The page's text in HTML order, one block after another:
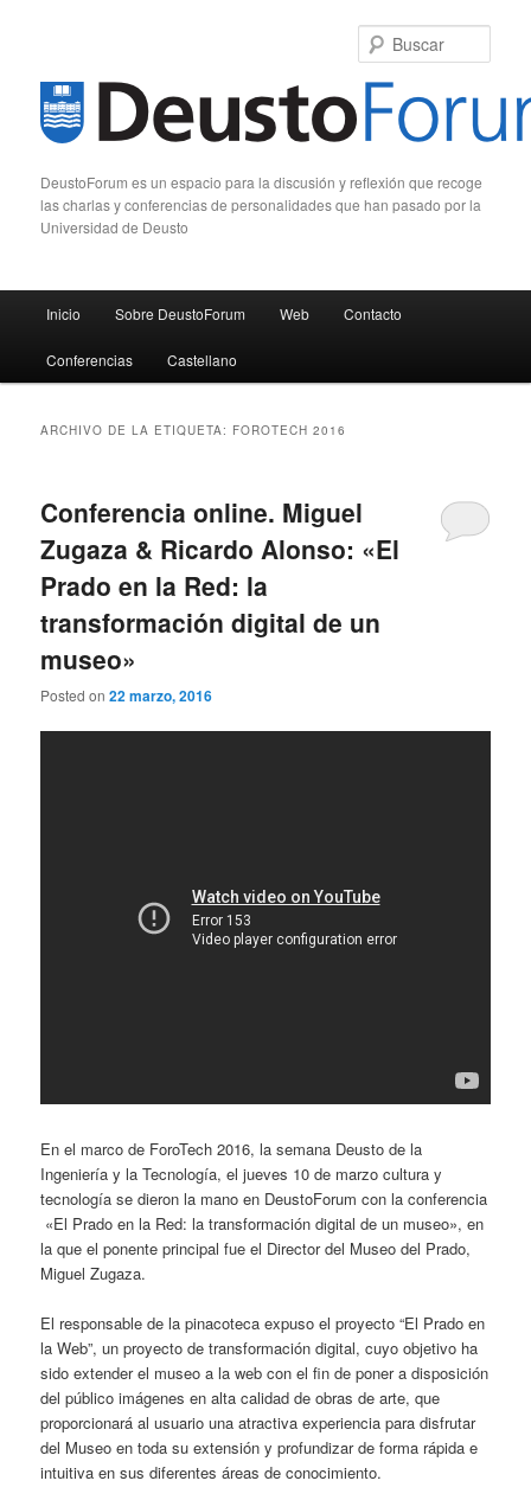
DeustoForum es un espacio para la discusión y reflexión que recoge
las charlas y conferencias de personalidades que han pasado por la
Universidad de Deusto
Ir al contenido principal
Ir al contenido secundario
Inicio Sobre DeustoForum Web Contacto
Conferencias Castellano
ARCHIVO DE LA ETIQUETA: FOROTECH 2016
Conferencia online. Miguel
Zugaza & Ricardo Alonso: «El
Prado en la Red: la
transformación digital de un
museo»
Posted on22 marzo, 2016
En el marco de ForoTech 2016, la semana Deusto de la
Ingeniería y la Tecnología, el jueves 10 de marzo cultura y
tecnología se dieron la mano en DeustoForum con la conferencia
«El Prado en la Red: la transformación digital de un museo», en
la que el ponente principal fue el Director del Museo del Prado,
Miguel Zugaza.
El responsable de la pinacoteca expuso el proyecto “El Prado en
la Web”, un proyecto de transformación digital, cuyo objetivo ha
sido extender el museo a la web con el fin de poner a disposición
del público imágenes en alta calidad de obras de arte, que
proporcionará al usuario una atractiva experiencia para disfrutar
del Museo en toda su extensión y profundizar de forma rápida e
intuitiva en sus diferentes áreas de conocimiento.